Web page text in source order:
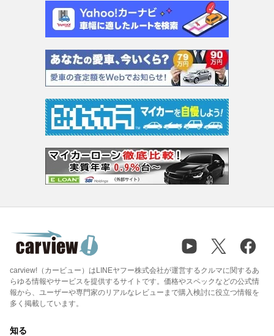
carview!（カービュー）はLINEヤフー株式会社が運営するクルマに関するあ
らゆる情報やサービスを提供するサイトです。価格やスペックなどの公式情
報から、ユーザーや専門家のリアルなレビューまで購入検討に役立つ情報を
多く掲載しています。
知る